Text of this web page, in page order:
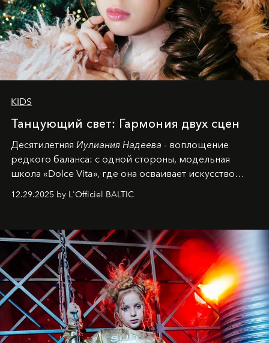
KIDS
Танцующий свет: Гармония двух сцен
Десятилетняя Иулиания Надеева - воплощение
редкого баланса: с одной стороны, модельная
школа «Dolce Vita», где она осваивает искусство
балетная студия при хореографическом училище,
танцевального пути за плечами.
12.29.2025 by L'Officiel BALTIC